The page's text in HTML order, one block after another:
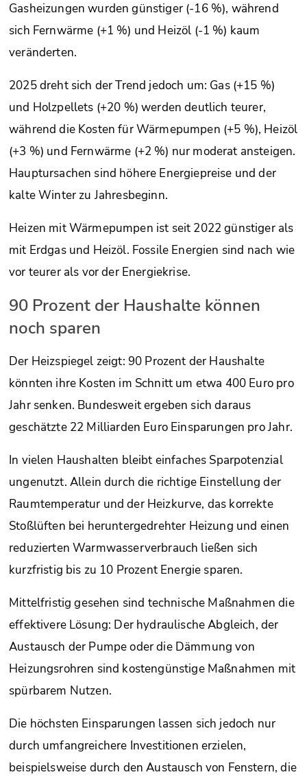
Gasheizungen wurden günstiger (-16 %), während
sich Fernwärme (+1 %) und Heizöl (-1 %) kaum
veränderten.
2025 dreht sich der Trend jedoch um: Gas (+15 %)
und Holzpellets (+20 %) werden deutlich teurer,
während die Kosten für Wärmepumpen (+5 %), Heizöl
(+3 %) und Fernwärme (+2 %) nur moderat ansteigen.
Hauptursachen sind höhere Energiepreise und der
kalte Winter zu Jahresbeginn.
Heizen mit Wärmepumpen ist seit 2022 günstiger als
mit Erdgas und Heizöl. Fossile Energien sind nach wie
vor teurer als vor der Energiekrise.
90 Prozent der Haushalte können
noch sparen
Der Heizspiegel zeigt: 90 Prozent der Haushalte
könnten ihre Kosten im Schnitt um etwa 400 Euro pro
Jahr senken. Bundesweit ergeben sich daraus
geschätzte 22 Milliarden Euro Einsparungen pro Jahr.
In vielen Haushalten bleibt einfaches Sparpotenzial
ungenutzt. Allein durch die richtige Einstellung der
Raumtemperatur und der Heizkurve, das korrekte
Stoßlüften bei heruntergedrehter Heizung und einen
reduzierten Warmwasserverbrauch ließen sich
kurzfristig bis zu 10 Prozent Energie sparen.
Mittelfristig gesehen sind technische Maßnahmen die
effektivere Lösung: Der hydraulische Abgleich, der
Austausch der Pumpe oder die Dämmung von
Heizungsrohren sind kostengünstige Maßnahmen mit
spürbarem Nutzen.
Die höchsten Einsparungen lassen sich jedoch nur
durch umfangreichere Investitionen erzielen,
beispielsweise durch den Austausch von Fenstern, die